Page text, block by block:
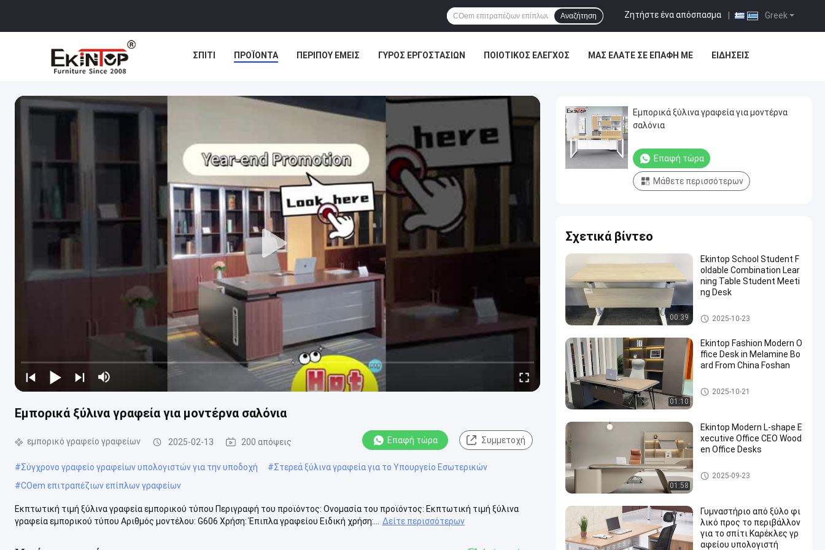
Greek
Ζητήστε ένα απόσπασμα
Αναζήτηση
ΣΠΊΤΙ ΠΡΟΪΌΝΤΑ ΠΕΡΊΠΟΥ ΕΜΕΊΣ ΓΎΡΟΣ ΕΡΓΟΣΤΑΣΊΩΝ ΠΟΙΟΤΙΚΌΣ ΈΛΕΓΧΟΣ ΜΑΣ ΕΛΆΤΕ ΣΕ ΕΠΑΦΉ ΜΕ ΕΙΔΉΣΕΙΣ
Εμπορικά ξύλινα γραφεία για μοντέρνα σαλόνια
εμπορικό γραφείο γραφείων 2025-02-13 200 απόψεις Επαφή τώρα Συμμετοχή
#Σύγχρονο γραφείο γραφείων υπολογιστών για την υποδοχή #Στερεά ξύλινα γραφεία για το Υπουργείο Εσωτερικών
#COem επιτραπέζιων επίπλων γραφείων
Εκπτωτική τιμή ξύλινα γραφεία εμπορικού τύπου Περιγραφή του προϊόντος: Ονομασία του προϊόντος: Εκπτωτική τιμή ξύλινα
γραφεία εμπορικού τύπου Αριθμός μοντέλου: G606 Χρήση: Έπιπλα γραφείου Ειδική χρήση:...
Δείτε περισσότερων
Εμπορικά ξύλινα γραφεία για μοντέρνα
σαλόνια
Επαφή τώρα
Μάθετε περισσότερων
Σχετικά βίντεο
00:39
Ekintop School Student F
oldable Combination Lear
ning Table Student Meeti
ng Desk
εμπορικό γραφείο γραφείων
2025-10-23
01:10
Ekintop Fashion Modern O
ffice Desk in Melamine Bo
ard From China Foshan
εμπορικό γραφείο γραφείων
2025-10-21
01:58
Ekintop Modern L-shape E
xecutive Office CEO Wood
en Office Desks
εμπορικό γραφείο γραφείων
2025-09-23
Γυμναστήριο από ξύλο φι
λικό προς το περιβάλλον
για το σπίτι Καρέκλες γρ
αφείου υπολογιστή